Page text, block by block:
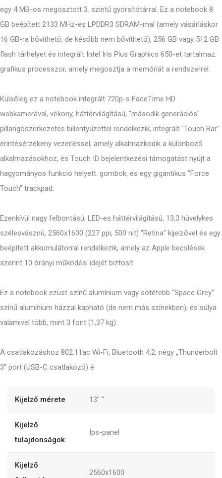
egy 4 MB-os megosztott 3. szintű gyorsítótárral. Ez a notebook 8
GB beépített 2133 MHz-es LPDDR3 SDRAM-mal (amely vásárláskor
16 GB-ra bővíthető, de később nem bővíthető), 256 GB vagy 512 GB
flash tárhelyet és integrált Intel Iris Plus Graphics 650-et tartalmaz.
grafikus processzor, amely megosztja a memóriát a rendszerrel.
Külsőleg ez a notebook integrált 720p-s FaceTime HD
webkamerával, vékony, háttérvilágítású, "második generációs"
pillangószerkezetes billentyűzettel rendelkezik, integrált "Touch Bar"
érintésérzékeny vezérléssel, amely alkalmazkodik a különböző
alkalmazásokhoz, és Touch ID bejelentkezési támogatást nyújt a
hagyományos funkció helyett. gombok, és egy gigantikus "Force
Touch" trackpad.
Ezenkívül nagy felbontású, LED-es háttérvilágítású, 13,3 hüvelykes
szélesvásznú, 2560x1600 (227 ppi, 500 nit) "Retina" kijelzővel és egy
beépített akkumulátorral rendelkezik, amely az Apple becslések
szerint 10 órányi működési idejét biztosít.
Ez a notebook ezüst színű alumínium vagy sötétebb "Space Grey"
színű alumínium házzal kapható (de nem más színekben), és súlya
valamivel több, mint 3 font (1,37 kg).
A csatlakozáshoz 802.11ac Wi-Fi, Bluetooth 4.2, négy „Thunderbolt
3” port (USB-C csatlakozó) é
Kijelző mérete 13" "
Kijelző
tulajdonságok
Ips-panel
Kijelző
2560x1600